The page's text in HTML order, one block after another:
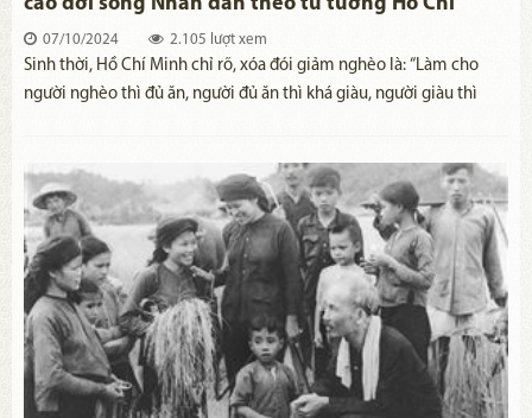
Minh
07/10/2024 2.105 lượt xem
Sinh thời, Hồ Chí Minh chỉ rõ, xóa đói giảm nghèo là: “Làm cho
người nghèo thì đủ ăn, người đủ ăn thì khá giàu, người giàu thì
toàn Đảng, toàn dân, toàn quân và cả hệ thống chính trị. Phát huy
vai trò đội quân công tác, những năm qua, Quân đội ta luôn quán
triệt sâu sắc lời dạy của Bác, tích cực giúp nhân dân xóa đói, giảm
nghèo, nâng cao đời sống vật chất và tinh thần đạt hiệu quả thiết
thực.